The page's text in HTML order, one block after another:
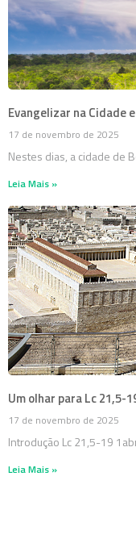
Evangelizar na Cidade
17 de novembro de 2025
Nestes dias, a cidade de
Leia Mais »
Um olhar para Lc 21,5-
17 de novembro de 2025
Introdução Lc 21,5-19
Leia Mais »